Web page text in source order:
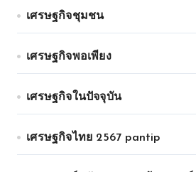
เศรษฐกิจชุมชน
เศรษฐกิจพอเพียง
เศรษฐกิจในปัจจุบัน
เศรษฐกิจไทย 2567 pantip